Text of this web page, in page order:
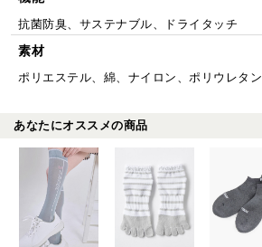
抗菌防臭、サステナブル、ドライタッチ
素材
ポリエステル、綿、ナイロン、ポリウレタン
あなたにオススメの商品